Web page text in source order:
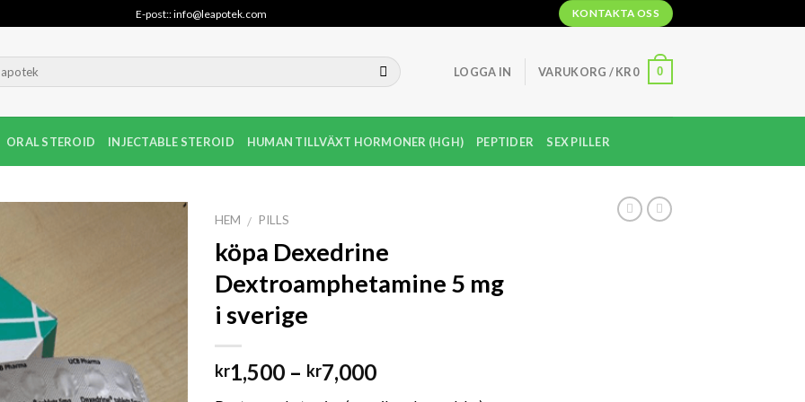
E-post:: info@leapotek.com KONTAKTA OSS
LOGGA IN VARUKORG /KR0 0
ORAL STEROID INJECTABLE STEROID HUMAN TILLVÄXT HORMONER (HGH) PEPTIDER SEX PILLER
HEM / PILLS
köpa Dexedrine
Dextroamphetamine 5 mg
i sverige
kr1,500 – kr7,000Prisintervall: